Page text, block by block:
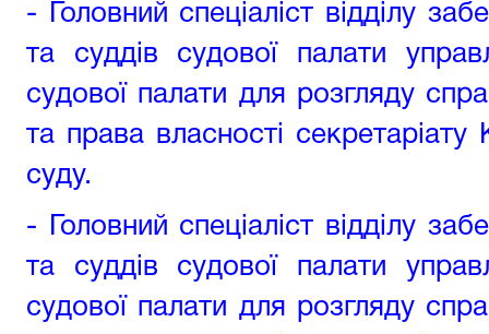
- Головний спеціаліст відділу
та суддів судової палати
судової палати для розгляду
та права власності секретаріату
суду.
- Головний спеціаліст відділу
та суддів судової палати
судової палати для розгляду